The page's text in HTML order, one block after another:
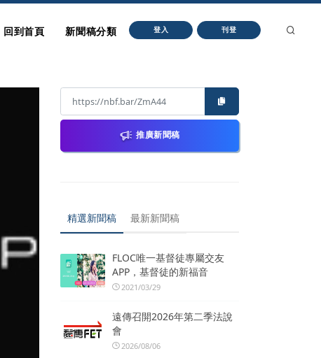
回到首頁 新聞稿分類 登入 刊登
推廣新聞稿
精選新聞稿 最新新聞稿
FLOC唯一基督徒專屬交友
APP，基督徒的新福音
2021/03/29
遠傳召開2026年第二季法說
會
2026/08/06